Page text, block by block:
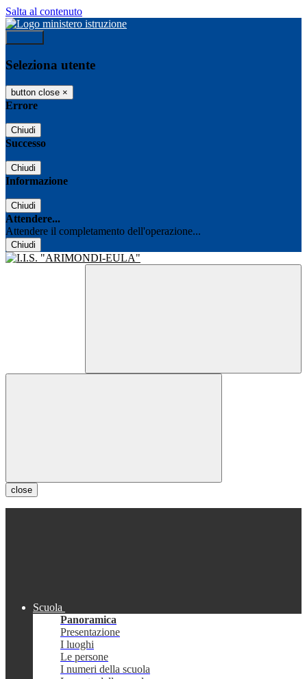
Salta al contenuto
Seleziona utente
button close ×
Errore
Chiudi
Successo
Chiudi
Informazione
Chiudi
Attendere...
Attendere il completamento dell'operazione...
Chiudi
close
Scuola
Panoramica
Presentazione
I luoghi
Le persone
I numeri della scuola